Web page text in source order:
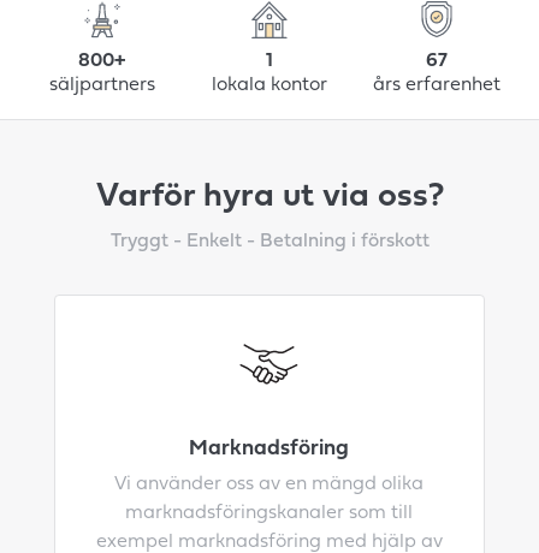
800+
säljpartners
1
lokala kontor
67
års erfarenhet
Varför hyra ut via oss?
Tryggt - Enkelt - Betalning i förskott
Marknadsföring
Vi använder oss av en mängd olika
marknadsföringskanaler som till
exempel marknadsföring med hjälp av